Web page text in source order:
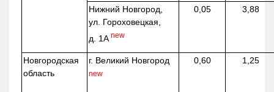
Нижний Новгород,
ул. Гороховецкая,
д. 1А new
0,05 3,88
Новгородская
область
г. Великий Новгород
new
0,60 1,25